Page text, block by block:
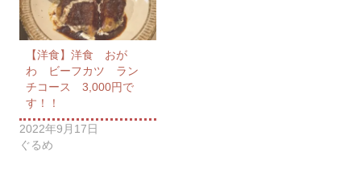
【洋食】洋食 おが
わ ビーフカツ ラン
チコース 3,000円で
す！！
2022年9月17日
ぐるめ